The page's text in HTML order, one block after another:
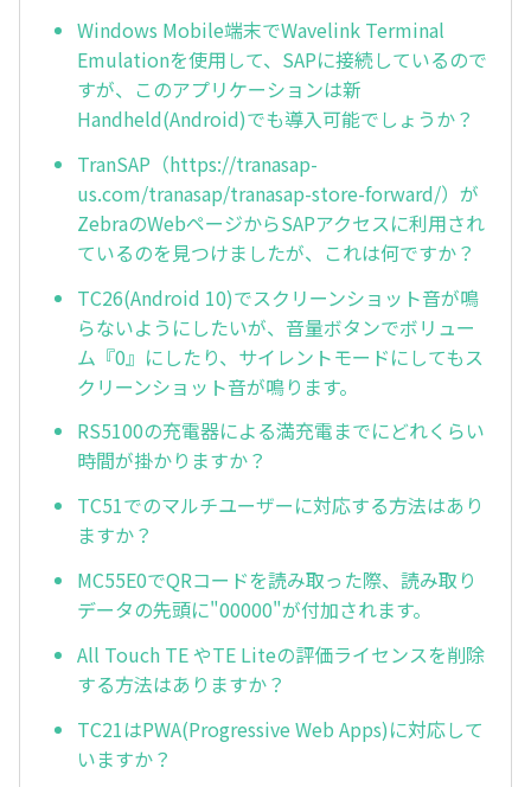
Windows Mobile端末でWavelink Terminal
Emulationを使用して、SAPに接続しているので
すが、このアプリケーションは新
Handheld(Android)でも導入可能でしょうか？
TranSAP（https://tranasap-
us.com/tranasap/tranasap-store-forward/）が
ZebraのWebページからSAPアクセスに利用され
ているのを見つけましたが、これは何ですか？
TC26(Android 10)でスクリーンショット音が鳴
らないようにしたいが、音量ボタンでボリュー
ム『0』にしたり、サイレントモードにしてもス
クリーンショット音が鳴ります。
RS5100の充電器による満充電までにどれくらい
時間が掛かりますか？
TC51でのマルチユーザーに対応する方法はあり
ますか？
MC55E0でQRコードを読み取った際、読み取り
データの先頭に"00000"が付加されます。
All Touch TE やTE Liteの評価ライセンスを削除
する方法はありますか？
TC21はPWA(Progressive Web Apps)に対応して
いますか？